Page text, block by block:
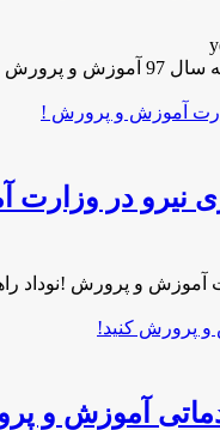
آموزشی …
نیرو در
آموزش و پرورش !نوداد
آموزش و